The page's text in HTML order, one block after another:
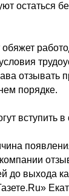
остаться
отзывать
порядке.
вступить в
компании
до выхода